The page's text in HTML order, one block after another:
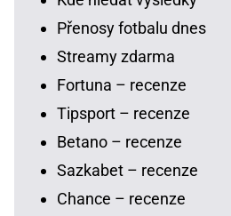
Přenosy fotbalu dnes
Streamy zdarma
Fortuna – recenze
Tipsport – recenze
Betano – recenze
Sazkabet – recenze
Chance – recenze